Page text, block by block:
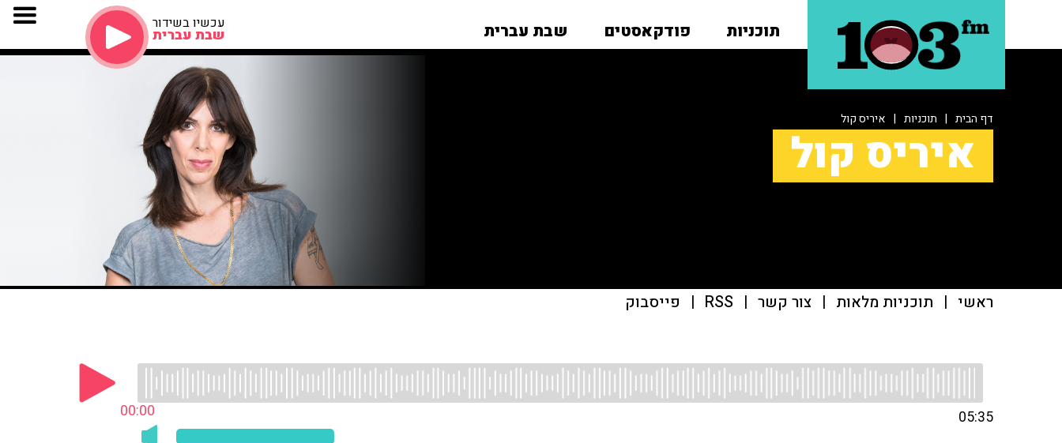
תוכניות פודקאסטים שבת עברית עכשיו בשידור
שבת עברית
דף הבית | תוכניות | איריס קול
איריס קול
ראשי | תוכניות מלאות | צור קשר |
RSS
| פייסבוק
00:00 05:35